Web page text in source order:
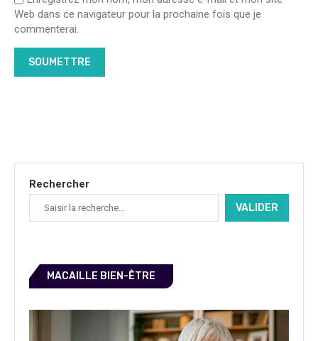
Web dans ce navigateur pour la prochaine fois que je
commenterai.
Rechercher
VALIDER
MACAILLE BIEN-ÊTRE